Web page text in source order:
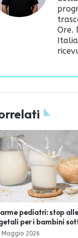
Ore.
pediatri: stop
per i bambini
Maggio 2026